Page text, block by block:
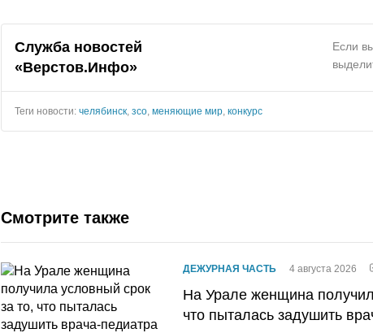
Служба новостей
«Верстов.Инфо»
Если
Теги новости: челябинск зсо меняющие мир конкурс
Смотрите также
ДЕЖУРНАЯ ЧАСТЬ 4 августа 2026
На Урале женщина
что пыталась задушить